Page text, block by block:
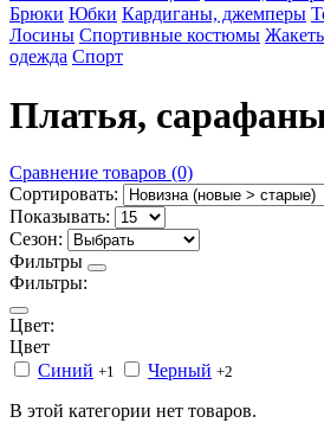
Брюки Юбки Кардиганы, джемперы
Лосины Спортивные костюмы
одежда Спорт
Платья,
Сравнение товаров (0)
Сортировать:
Показывать:
Сезон:
Фильтры
Фильтры:
Цвет:
Цвет
Синий +1 Черный +2
В этой категории нет товаров.